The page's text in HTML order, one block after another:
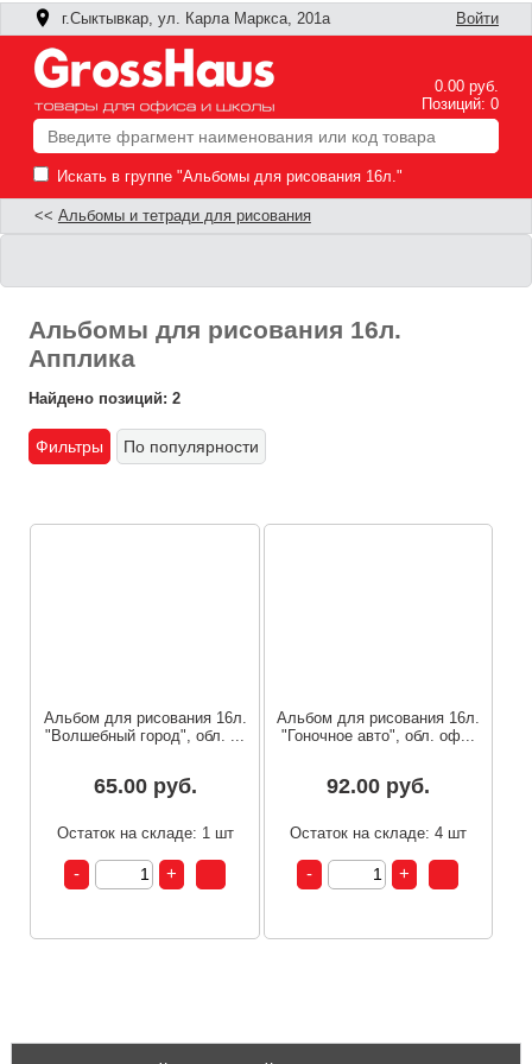
г.Сыктывкар, ул. Карла Маркса, 201а Войти
0.00 руб.
Позиций: 0
Искать в группе "Альбомы для рисования 16л."
<< Альбомы и тетради для рисования
Альбомы для рисования 16л.
Апплика
Найдено позиций: 2
Фильтры По популярности
Альбом для рисования 16л.
"Волшебный город", обл. ...
65.00 руб.
Остаток на складе: 1 шт
Альбом для рисования 16л.
"Гоночное авто", обл. оф...
92.00 руб.
Остаток на складе: 4 шт